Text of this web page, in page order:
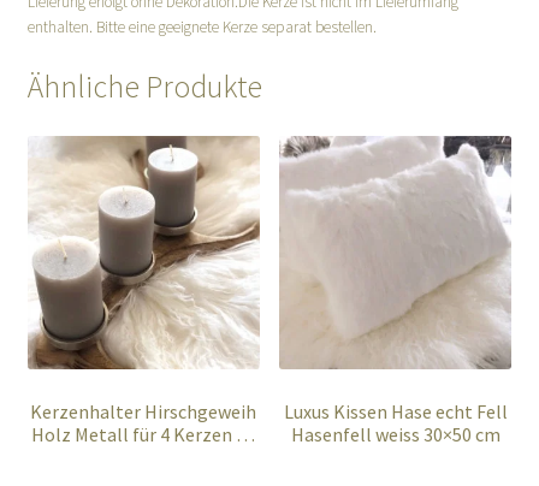
enthalten. Bitte eine geeignete Kerze separat bestellen.
Ähnliche Produkte
Kerzenhalter Hirschgeweih
Holz Metall für 4 Kerzen 57
Luxus Kissen Hase echt Fell
Hasenfell weiss 30×50 cm